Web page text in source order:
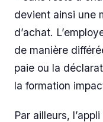
devient ainsi une
d’achat.
de manière
paie ou la
la formation
Par ailleurs,